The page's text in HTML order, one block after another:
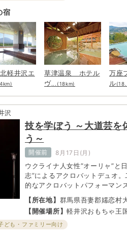
宿
軽井沢エ
草津温泉 ホテル
ヴ...(18km)
万座
ル
沢
技を学ぼう ～大道芸を
う～
開催前 8月17日(月)
ウクライナ人女性”オーリャ”と
志”によるアクロバットデュオ
的なアクロバットパフォーマン
う！ パフォーマンス後は、ディ
教室（中国コマ）も開催！
【所在地】 群馬県吾妻郡嬬恋村
2277
【開催場所】軽井沢おもちゃ王
ども・ファミリー向け